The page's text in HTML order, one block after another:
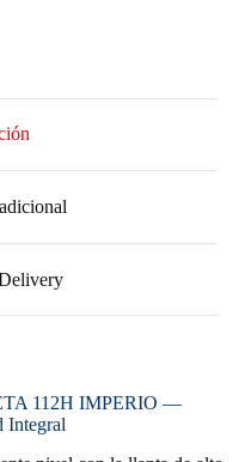
112H IMPERIO —
Integral